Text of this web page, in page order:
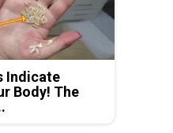
Indicate
Body! The